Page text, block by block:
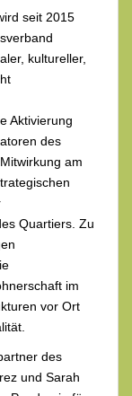
seit 2015
kultureller,
Aktivierung
des
am
Quartiers. Zu
im
vor Ort
des
und Sarah